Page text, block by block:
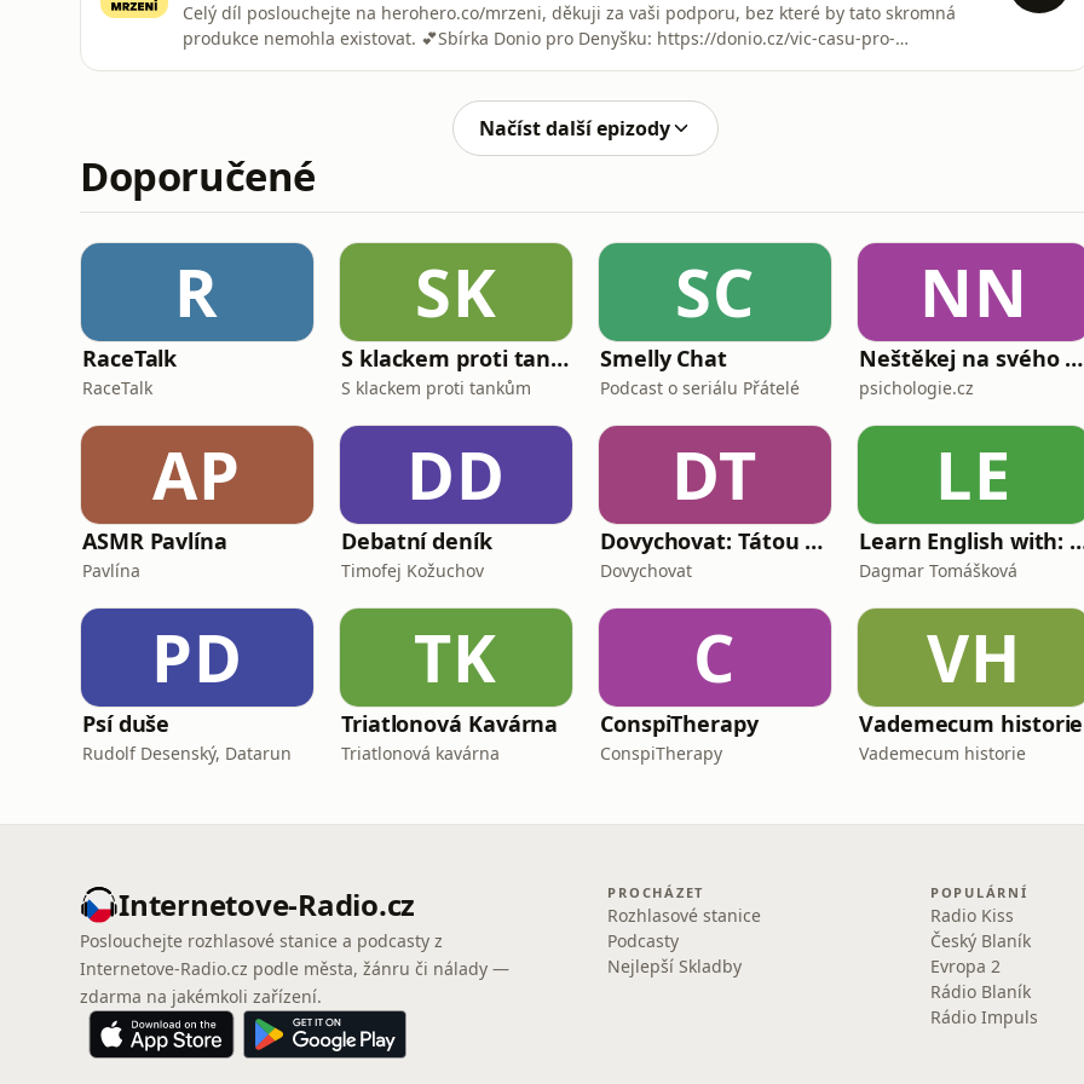
Celý díl poslouchejte na herohero.co/mrzeni, děkuji za vaši podporu, bez které by tato skromná
produkce nemohla existovat. 💕Sbírka Donio pro Denyšku: https://donio.cz/vic-casu-pro-
Načíst další epizody
Doporučené
R
RaceTalk
RaceTalk
SK
S klackem proti tankům
S klackem proti tankům
SC
Smelly Chat
Podcast o seriálu Přátelé
NN
Neštěkej na svého psa
psichologie.cz
AP
ASMR Pavlína
Pavlína
DD
Debatní deník
Timofej Kožuchov
DT
Dovychovat: Tátou na celý život
Dovychovat
LE
Learn English with: My
Dagmar Tomášková
PD
Psí duše
Rudolf Desenský, Datarun
TK
Triatlonová Kavárna
Triatlonová kavárna
C
ConspiTherapy
ConspiTherapy
VH
Vademecum historie
Vademecum historie
Internetove-Radio.cz
Poslouchejte rozhlasové stanice a podcasty z
Internetove-Radio.cz podle města, žánru či nálady —
zdarma na jakémkoli zařízení.
PROCHÁZET
Rozhlasové stanice
Podcasty
Nejlepší Skladby
POPULÁRNÍ
Radio Kiss
Český Blaník
Evropa 2
Rádio Blaník
Rádio Impuls